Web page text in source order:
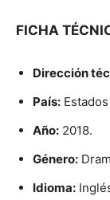
FICHA
Dirección
País:
Año: 2018.
Género:
Idioma: